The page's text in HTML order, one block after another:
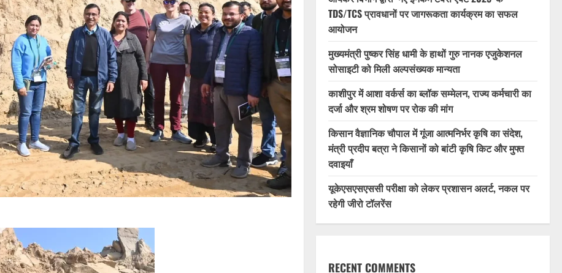
TDS/TCS प्रावधानों पर जागरूकता कार्यक्रम का सफल
आयोजन
मुख्यमंत्री पुष्कर सिंह धामी के हाथों गुरु नानक एजुकेशनल
सोसाइटी को मिली अल्पसंख्यक मान्यता
काशीपुर में आशा वर्कर्स का ब्लॉक सम्मेलन, राज्य कर्मचारी का
दर्जा और श्रम शोषण पर रोक की मांग
किसान वैज्ञानिक चौपाल में गूंजा आत्मनिर्भर कृषि का संदेश,
मंत्री प्रदीप बत्रा ने किसानों को बांटी कृषि किट और मुफ्त
दवाइयाँ
यूकेएसएसएससी परीक्षा को लेकर प्रशासन अलर्ट, नकल पर
रहेगी जीरो टॉलरेंस
RECENT COMMENTS